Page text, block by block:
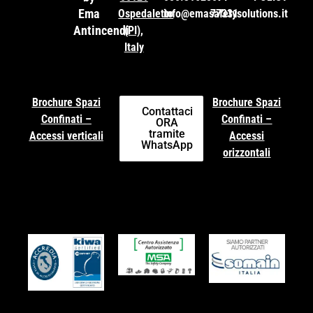
Ema
Antincendi
Ospedaletto
(PI),
Italy
info@emasafetysolutions.it
77331
Brochure Spazi
Confinati –
Accessi verticali
Contattaci
ORA
tramite
WhatsApp
Brochure Spazi
Confinati –
Accessi
orizzontali